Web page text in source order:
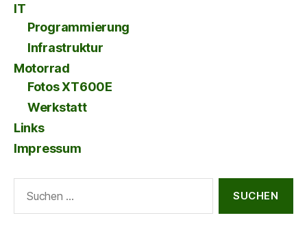
IT
Programmierung
Infrastruktur
Motorrad
Fotos XT600E
Werkstatt
Links
Impressum
nach: